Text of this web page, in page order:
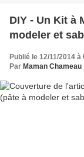
DIY - Un Kit à
modeler et
Publié le 12/11/2014 à
Par Maman Chameau